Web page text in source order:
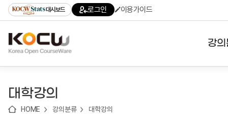
기
기
기
content)
가
대시보드 로그인 이용가이드
강
대학강의
HOME 강의분류 대학강의